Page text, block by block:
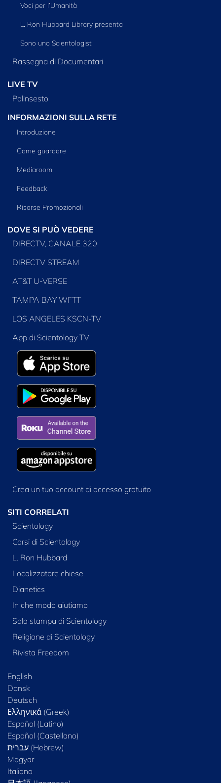
Voci per l’Umanità
L. Ron Hubbard Library presenta
Sono uno Scientologist
Rassegna di Documentari
LIVE TV
Palinsesto
INFORMAZIONI SULLA RETE
Introduzione
Come guardare
Mediaroom
Feedback
Risorse Promozionali
DOVE SI PUÒ VEDERE
DIRECTV, CANALE 320
DIRECTV STREAM
AT&T U-VERSE
TAMPA BAY WFTT
LOS ANGELES KSCN-TV
App di Scientology TV
Crea un tuo account di accesso gratuito
SITI CORRELATI
Scientology
Corsi di Scientology
L. Ron Hubbard
Localizzatore chiese
Dianetics
In che modo aiutiamo
Sala stampa di Scientology
Religione di Scientology
Rivista Freedom
English
Dansk
Deutsch
Ελληνικά (Greek)
Español (Latino)
Español (Castellano)
Magyar
Italiano